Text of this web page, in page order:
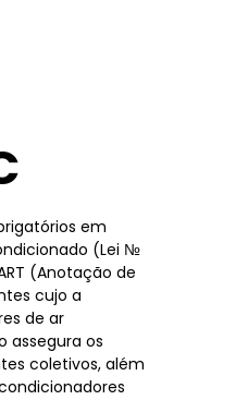
em
(Lei №
(Anotação de
cujo a
de ar
assegura os
coletivos, além